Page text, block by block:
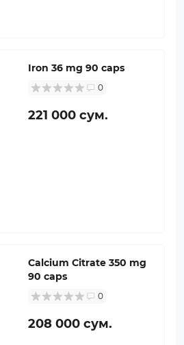
Iron 36 mg 90 caps
0
221 000 сум.
Calcium Citrate 350 mg
90 caps
0
208 000 сум.